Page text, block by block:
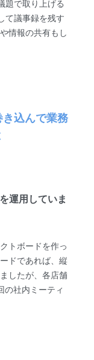
題で取り上げる
て議事録を残す
情報の共有もし
込んで業務
運用していま
トボードを作っ
ドであれば、縦
したが、各店舗
の社内ミーティ